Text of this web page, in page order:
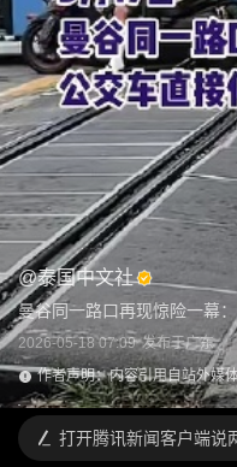
@泰国中文社
曼谷同一路口再现惊险一幕
2026-05-18 07:09 发布于广东
作者声明：内容引用自站外媒
打开腾讯新闻客户端说